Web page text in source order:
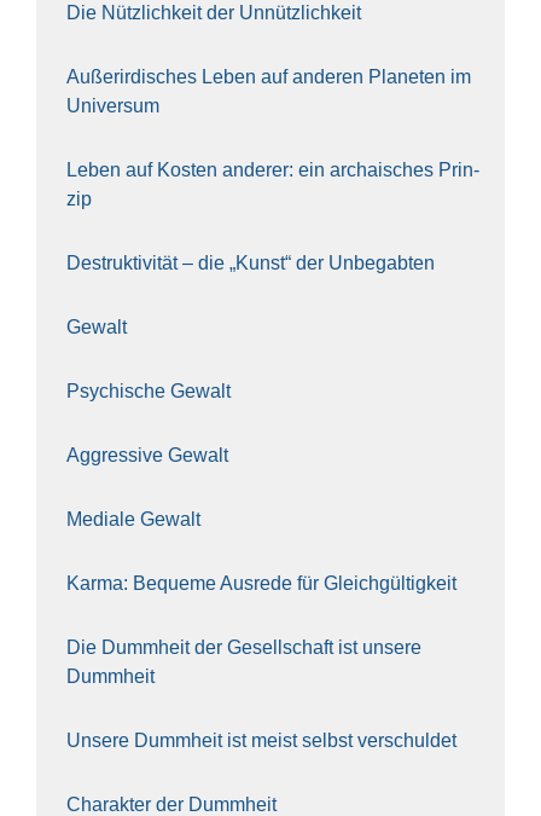
Die Nütz­lich­keit der Unnütz­lich­keit
Außer­ir­di­sches Leben auf ande­ren Pla­ne­ten im
Uni­ver­sum
Leben auf Kos­ten ande­rer: ein archai­sches Prin­
zip
Destruk­ti­vi­tät – die „Kunst“ der Unbe­gab­ten
Gewalt
Psy­chi­sche Gewalt
Aggres­si­ve Gewalt
Media­le Gewalt
Kar­ma: Beque­me Aus­re­de für Gleich­gül­tig­keit
Die Dumm­heit der Gesell­schaft ist unse­re
Dumm­heit
Unse­re Dumm­heit ist meist selbst ver­schul­det
Cha­rak­ter der Dumm­heit